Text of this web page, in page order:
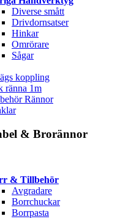
Diverse smått
Drivdornsatser
Hinkar
Omrörare
Sågar
koppling
ränna 1m
Rännor
& Brorännor
& Tillbehör
Avgradare
Borrchuckar
Borrpasta